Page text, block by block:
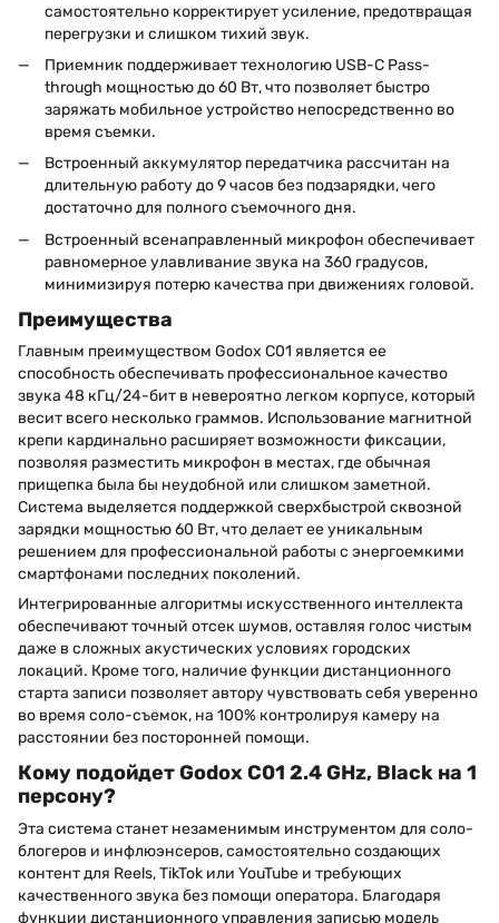
самостоятельно корректирует усиление, предотвращая
перегрузки и слишком тихий звук.
Приемник поддерживает технологию USB-C Pass-
through мощностью до 60 Вт, что позволяет быстро
заряжать мобильное устройство непосредственно во
время съемки.
Встроенный аккумулятор передатчика рассчитан на
длительную работу до 9 часов без подзарядки, чего
достаточно для полного съемочного дня.
Встроенный всенаправленный микрофон обеспечивает
равномерное улавливание звука на 360 градусов,
минимизируя потерю качества при движениях головой.
Преимущества
Главным преимуществом Godox C01 является ее
способность обеспечивать профессиональное качество
звука 48 кГц/24-бит в невероятно легком корпусе, который
весит всего несколько граммов. Использование магнитной
крепи кардинально расширяет возможности фиксации,
позволяя разместить микрофон в местах, где обычная
прищепка была бы неудобной или слишком заметной.
Система выделяется поддержкой сверхбыстрой сквозной
зарядки мощностью 60 Вт, что делает ее уникальным
решением для профессиональной работы с энергоемкими
смартфонами последних поколений.
Интегрированные алгоритмы искусственного интеллекта
обеспечивают точный отсек шумов, оставляя голос чистым
даже в сложных акустических условиях городских
локаций. Кроме того, наличие функции дистанционного
старта записи позволяет автору чувствовать себя уверенно
во время соло-съемок, на 100% контролируя камеру на
расстоянии без посторонней помощи.
Кому подойдет Godox C01 2.4 GHz, Black на 1
персону?
Эта система станет незаменимым инструментом для соло-
блогеров и инфлюэнсеров, самостоятельно создающих
контент для Reels, TikTok или YouTube и требующих
качественного звука без помощи оператора. Благодаря
функции дистанционного управления записью модель